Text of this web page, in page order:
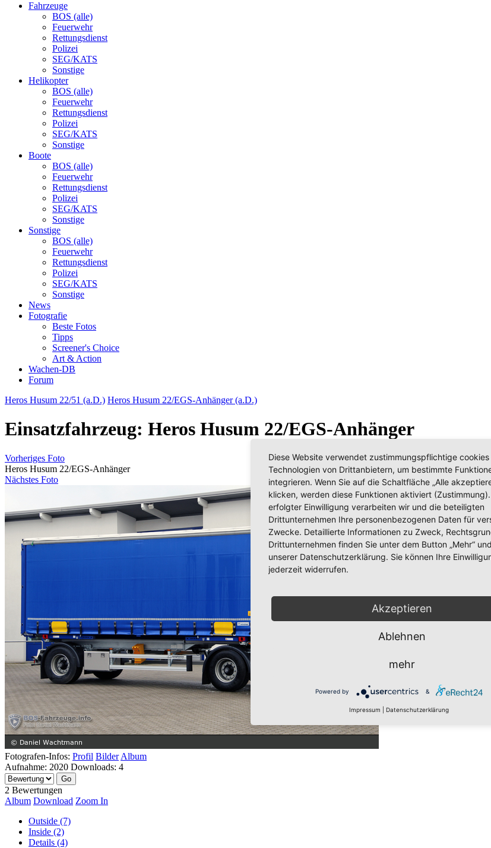
Fahrzeuge
BOS (alle)
Feuerwehr
Rettungsdienst
Polizei
SEG/KATS
Sonstige
Helikopter
BOS (alle)
Feuerwehr
Rettungsdienst
Polizei
SEG/KATS
Sonstige
Boote
BOS (alle)
Feuerwehr
Rettungsdienst
Polizei
SEG/KATS
Sonstige
Sonstige
BOS (alle)
Feuerwehr
Rettungsdienst
Polizei
SEG/KATS
Sonstige
News
Fotografie
Beste Fotos
Tipps
Screener's Choice
Art & Action
Wachen-DB
Forum
Heros Husum 22/51 (a.D.) Heros Husum 22/EGS-Anhänger (a.D.)
Einsatzfahrzeug: Heros Husum 22/EGS-Anhänger
Vorheriges Foto
Heros Husum 22/EGS-Anhänger
Nächstes Foto
Fotografen-Infos: Profil Bilder Album
Aufnahme: 2020 Downloads: 4
2 Bewertungen
Album Download Zoom In
Outside (7)
Inside (2)
Details (4)
Diese Website verwendet zustimmungspflichtige cookies
Technologien von Drittanbietern, um bestimmte
integrieren. Wenn Sie auf die Schaltfläche „Alle
klicken, werden diese Funktionen aktiviert
erfolgter Einwilligung verarbeiten wir und die beteiligten
Drittunternehmen Ihre personenbezogenen Daten für
Zwecke. Detaillierte Informationen zu Zweck,
Drittunternehmen finden Sie unter dem Button „Mehr“
unserer Datenschutzerklärung. Sie können Ihre
jederzeit widerrufen.
Akzeptieren
Ablehnen
mehr
Powered by &
Impressum Datenschutzerklärung